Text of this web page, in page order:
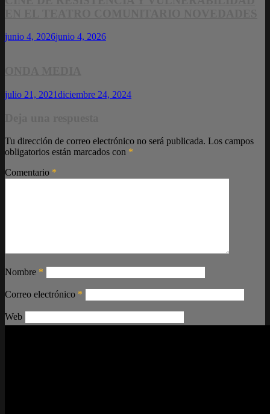
junio 4, 2026junio 4, 2026
julio 21, 2021diciembre 24, 2024
Tu dirección de correo electrónico no será publicada. Los campos
obligatorios están marcados con *
Comentario *
Nombre *
Correo electrónico *
Web